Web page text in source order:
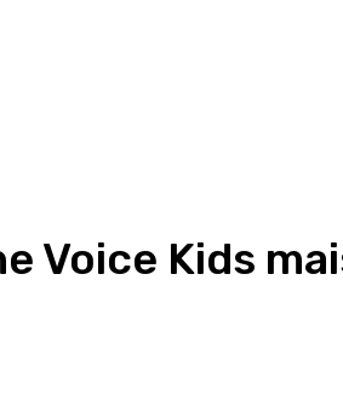
Voice Kids